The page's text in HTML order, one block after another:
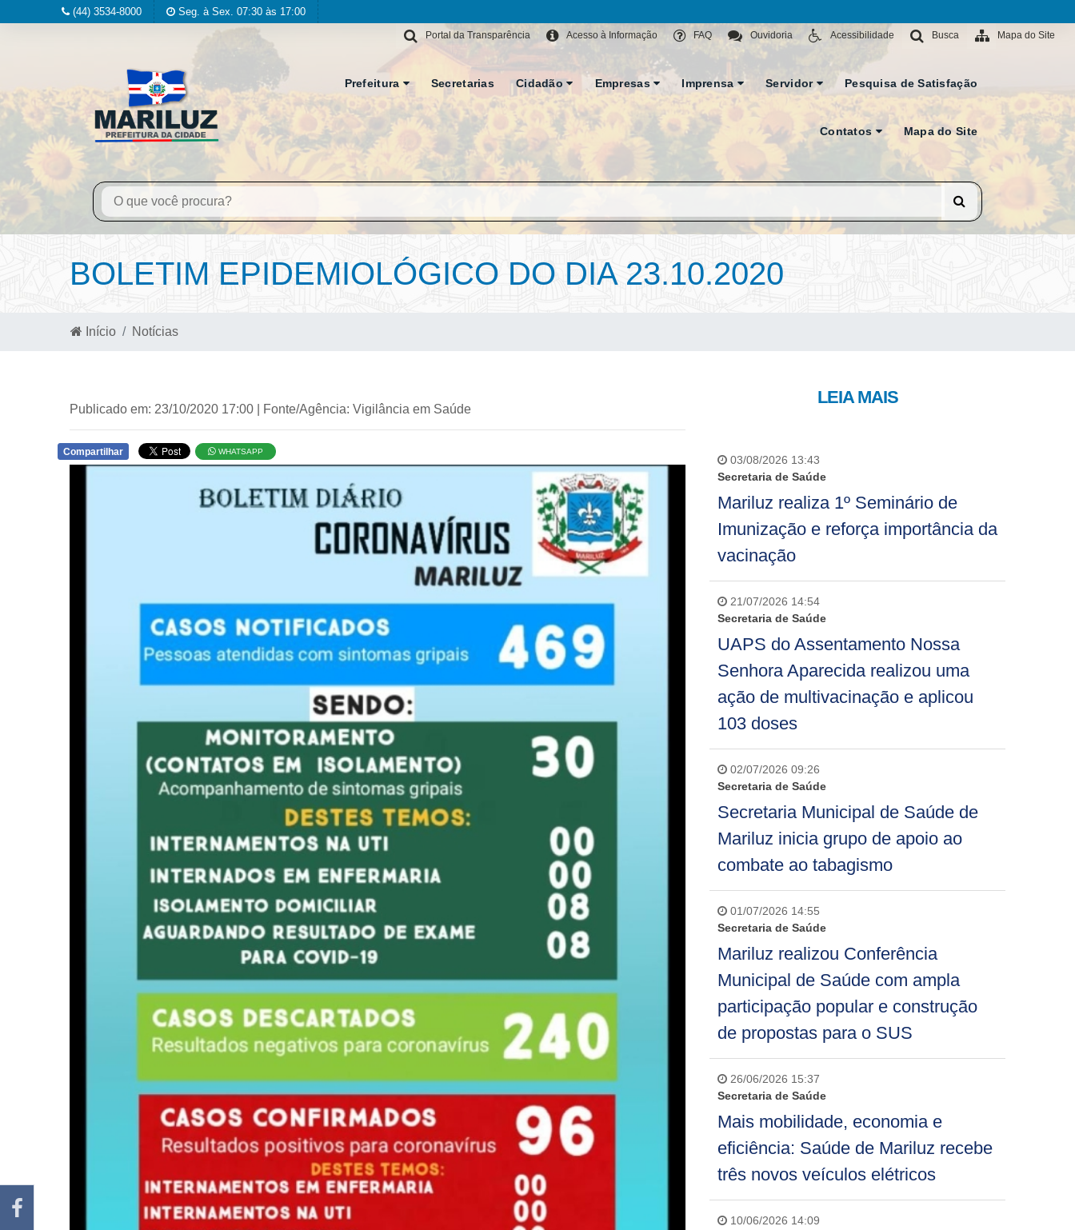
(44) 3534-8000 Seg. à Sex. 07:30 às 17:00
Mapa do Site
Busca
Acessibilidade
Ouvidoria
FAQ
Acesso à Informação
Portal da Transparência
Prefeitura Secretarias Cidadão Empresas Imprensa Servidor Pesquisa de Satisfação
Contatos Mapa do Site
BOLETIM EPIDEMIOLÓGICO DO DIA 23.10.2020
Início Notícias
Publicado em: 23/10/2020 17:00 | Fonte/Agência: Vigilância em Saúde
Compartilhar WHATSAPP
LEIA MAIS
03/08/2026 13:43
Secretaria de Saúde
Mariluz realiza 1º Seminário de
Imunização e reforça importância da
vacinação
21/07/2026 14:54
Secretaria de Saúde
UAPS do Assentamento Nossa
Senhora Aparecida realizou uma
ação de multivacinação e aplicou
103 doses
02/07/2026 09:26
Secretaria de Saúde
Secretaria Municipal de Saúde de
Mariluz inicia grupo de apoio ao
combate ao tabagismo
01/07/2026 14:55
Secretaria de Saúde
Mariluz realizou Conferência
Municipal de Saúde com ampla
participação popular e construção
de propostas para o SUS
26/06/2026 15:37
Secretaria de Saúde
Mais mobilidade, economia e
eficiência: Saúde de Mariluz recebe
três novos veículos elétricos
10/06/2026 14:09